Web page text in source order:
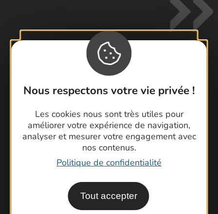
Nous respectons votre vie privée !
Les cookies nous sont très utiles pour
améliorer votre expérience de navigation,
analyser et mesurer votre engagement avec
nos contenus.
Politique de confidentialité
Tout accepter
Contactez-nous !
Foire aux questions
Brochures
Cartoguides et Topoguides
Latitude Gard